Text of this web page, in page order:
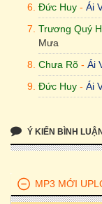
Đức Huy - Ái
Trương Quý
Mưa
Chưa Rõ - Ái
Đức Huy - Ái
Ý KIẾN BÌNH LUẬN
MP3 MỚI